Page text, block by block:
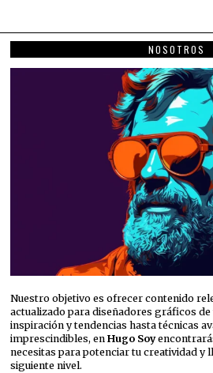
NOSOTROS
Nuestro objetivo es ofrecer contenido
actualizado para diseñadores gráficos
inspiración y tendencias hasta técnicas
imprescindibles, enHugo Soy
necesitas para potenciar tu creatividad y
siguiente nivel.